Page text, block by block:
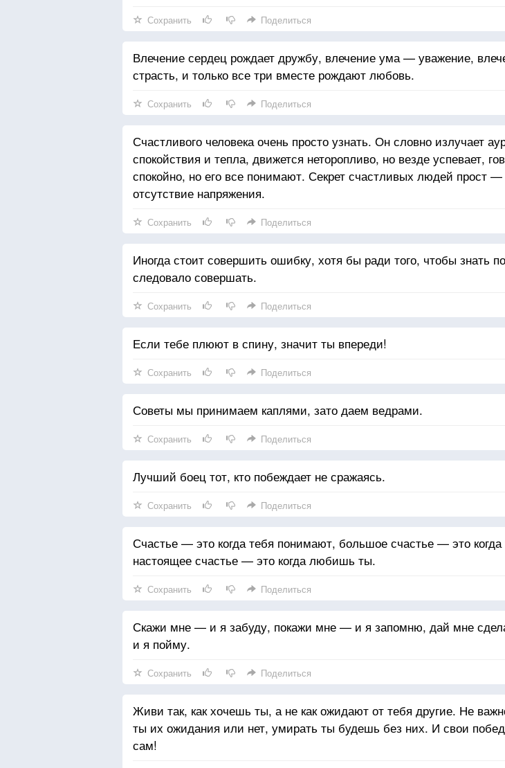
Сохранить Поделиться
Влечение сердец рождает дружбу, влечение ума — уважение,
страсть, и только все три вместе рождают любовь.
Сохранить Поделиться
Счастливого человека очень просто узнать. Он словно излучает
спокойствия и тепла, движется неторопливо, но везде успевает,
спокойно, но его все понимают. Секрет счастливых людей прост —
отсутствие напряжения.
Сохранить Поделиться
Иногда стоит совершить ошибку, хотя бы ради того, чтобы знать
следовало совершать.
Сохранить Поделиться
Если тебе плюют в спину, значит ты впереди!
Сохранить Поделиться
Советы мы принимаем каплями, зато даем ведрами.
Сохранить Поделиться
Лучший боец тот, кто побеждает не сражаясь.
Сохранить Поделиться
Счастье — это когда тебя понимают, большое счастье — это
настоящее счастье — это когда любишь ты.
Сохранить Поделиться
Скажи мне — и я забуду, покажи мне — и я запомню, дай мне
и я пойму.
Сохранить Поделиться
Живи так, как хочешь ты, а не как ожидают от тебя другие. Не
ты их ожидания или нет, умирать ты будешь без них. И свои
сам!